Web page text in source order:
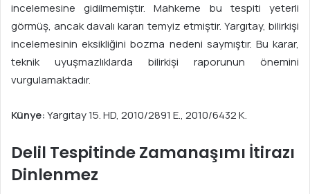
incelemesine gidilmemiştir. Mahkeme bu tespiti yeterli
görmüş, ancak davalı kararı temyiz etmiştir. Yargıtay, bilirkişi
incelemesinin eksikliğini bozma nedeni saymıştır. Bu karar,
teknik uyuşmazlıklarda bilirkişi raporunun önemini
vurgulamaktadır.
Künye:Yargıtay 15. HD, 2010/2891 E., 2010/6432 K.
Delil Tespitinde Zamanaşımı İtirazı
Dinlenmez